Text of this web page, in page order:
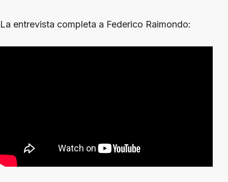
La entrevista completa a Federico Raimondo: